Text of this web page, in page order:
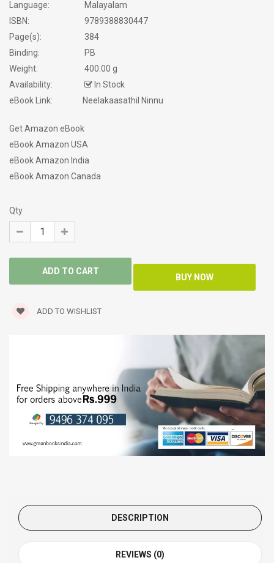
Language:
Malayalam
ISBN:
9789388830447
Page(s):
384
Binding:
PB
Weight:
400.00 g
Availability:
In Stock
eBook Link:
Neelakaasathil Ninnu
Get Amazon eBook
eBook Amazon USA
eBook Amazon India
eBook Amazon Canada
Qty
ADD TO WISHLIST
DESCRIPTION
REVIEWS (0)